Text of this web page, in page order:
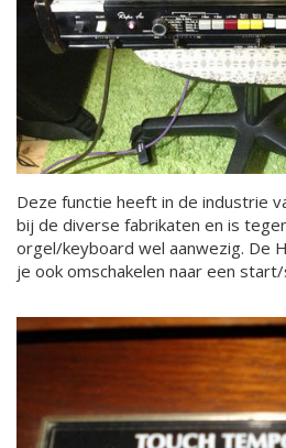
Deze functie heeft in de industrie
bij de diverse fabrikaten en is
orgel/keyboard wel aanwezig. De
je ook omschakelen naar een